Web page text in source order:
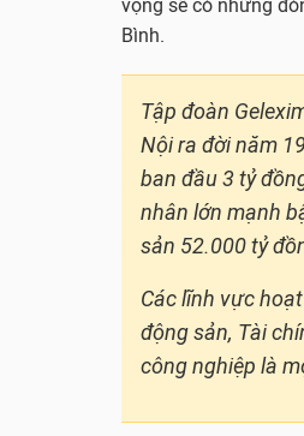
vọng sẽ có những
Bình.
Tập đoàn
Nội ra đời năm
ban đầu 3 tỷ
nhân lớn mạnh
sản 52.000 tỷ
Các lĩnh vực
động sản, Tài
công nghiệp là